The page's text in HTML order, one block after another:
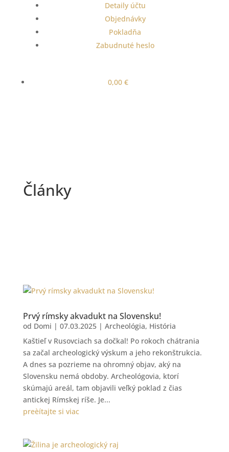
Detaily účtu
Objednávky
Pokladňa
Zabudnuté heslo
0,00 €
Články
Prvý rímsky akvadukt na Slovensku!
od Domi | 07.03.2025| Archeológia, História
Kaštieľ v Rusovciach sa dočkal! Po rokoch chátrania
sa začal archeologický výskum a jeho rekonštrukcia.
A dnes sa pozrieme na ohromný objav, aký na
Slovensku nemá obdoby. Archeológovia, ktorí
skúmajú areál, tam objavili veľký poklad z čias
antickej Rímskej ríše. Je...
preèítajte si viac